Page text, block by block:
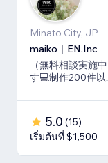
Minato City, JP
maiko｜EN.Inc
（無料相談実施
す💻制作200件
5.0 (15)
เริ่มต้นที่ $1,500